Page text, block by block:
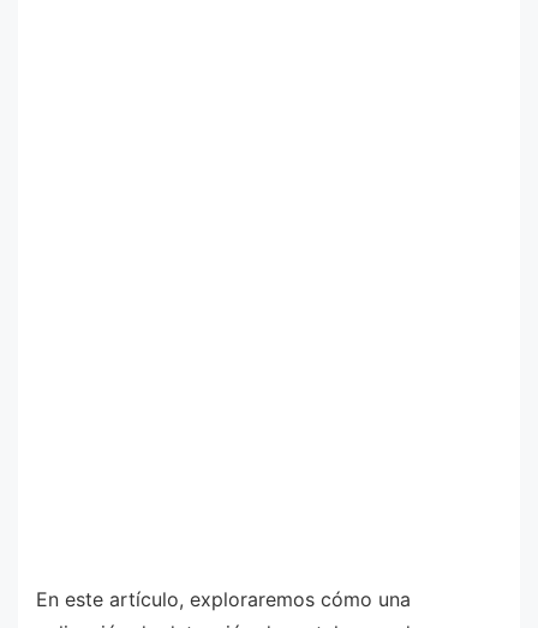
En este artículo, exploraremos cómo una